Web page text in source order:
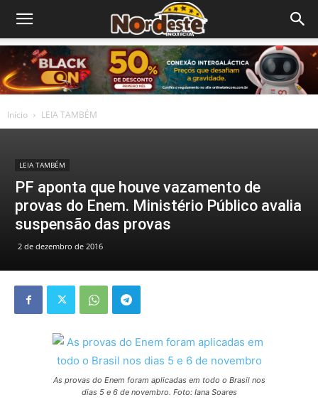
Início LEIA TAMBÉM
LEIA TAMBÉM
PF aponta que houve vazamento de
provas do Enem. Ministério Público avalia
suspensão das provas
2 de dezembro de 2016
As provas do Enem foram aplicadas em todo o Brasil nos
dias 5 e 6 de novembro. Foto: Iana Soares